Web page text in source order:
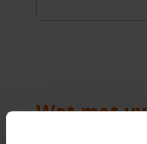
Wat met